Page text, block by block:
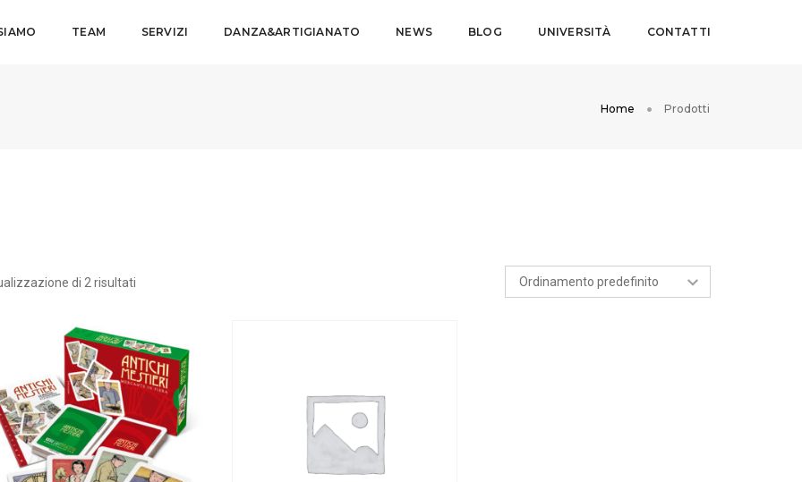
TEAM SERVIZI DANZA&ARTIGIANATO NEWS BLOG UNIVERSITÀ CONTATTI
Home Prodotti
di 2 risultati